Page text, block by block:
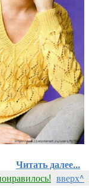
Читать далее...
вверх^